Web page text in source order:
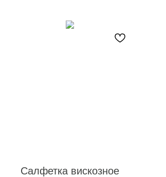
Салфетка вискозное